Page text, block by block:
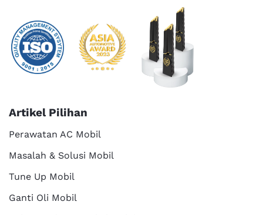
Artikel Pilihan
Perawatan AC Mobil
Masalah & Solusi Mobil
Tune Up Mobil
Ganti Oli Mobil